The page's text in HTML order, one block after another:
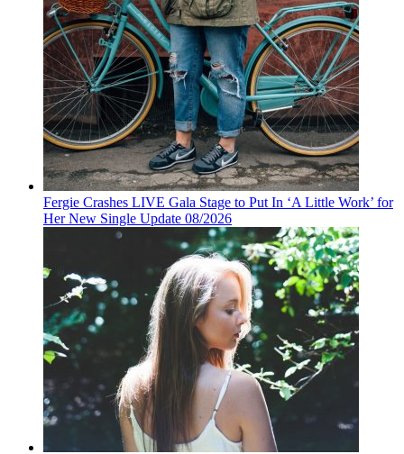
Fergie Crashes LIVE Gala Stage to Put In ‘A Little Work’ for
Her New Single Update 08/2026